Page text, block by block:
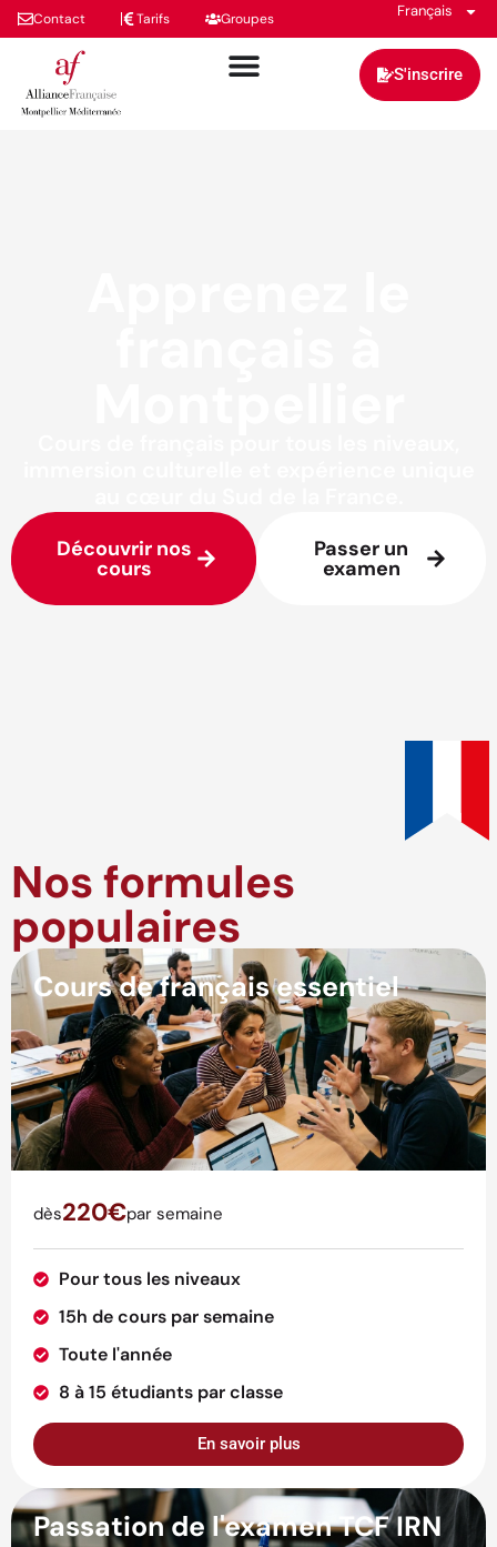
Contact Tarifs Groupes Français
S'inscrire
Découvrir nos
cours
Passer un
examen
Nos formules
populaires
Cours de français essentiel
dès220€par semaine
Pour tous les niveaux
15h de cours par semaine
Toute l'année
8 à 15 étudiants par classe
En savoir plus
Passation de l'examen TCF IRN